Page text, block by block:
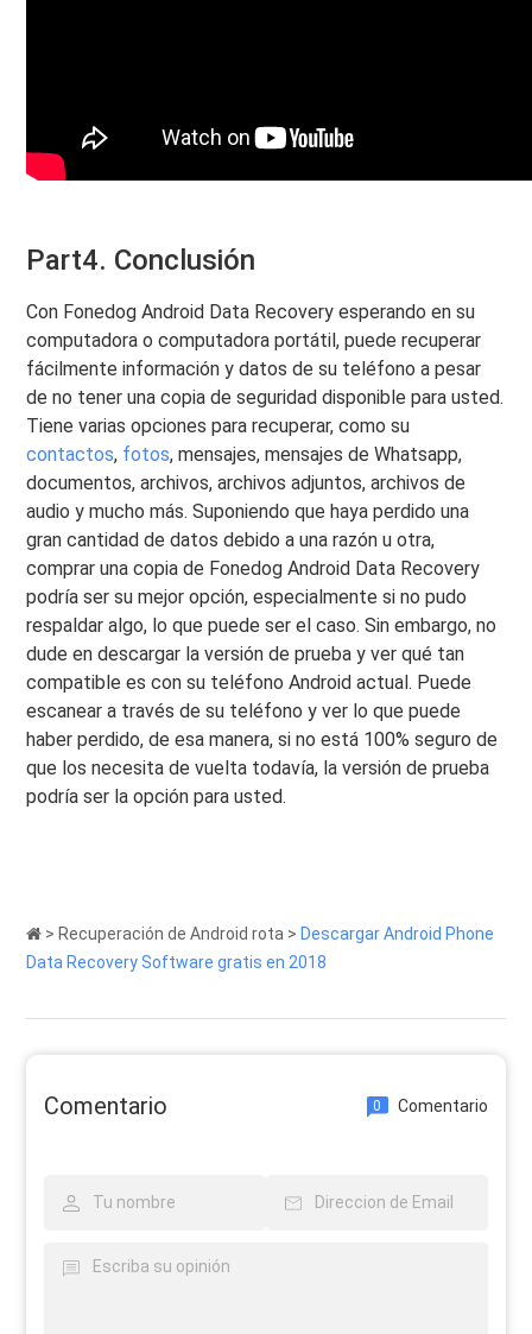
Part4. Conclusión
Con Fonedog Android Data Recovery esperando en su
computadora o computadora portátil, puede recuperar
fácilmente información y datos de su teléfono a pesar
de no tener una copia de seguridad disponible para usted.
Tiene varias opciones para recuperar, como su
contactos, fotos, mensajes, mensajes de Whatsapp,
documentos, archivos, archivos adjuntos, archivos de
audio y mucho más. Suponiendo que haya perdido una
gran cantidad de datos debido a una razón u otra,
comprar una copia de Fonedog Android Data Recovery
podría ser su mejor opción, especialmente si no pudo
respaldar algo, lo que puede ser el caso. Sin embargo, no
dude en descargar la versión de prueba y ver qué tan
compatible es con su teléfono Android actual. Puede
escanear a través de su teléfono y ver lo que puede
haber perdido, de esa manera, si no está 100% seguro de
que los necesita de vuelta todavía, la versión de prueba
podría ser la opción para usted.
>Recuperación de Android rota >Descargar Android Phone
Data Recovery Software gratis en 2018
Comentario 0 Comentario